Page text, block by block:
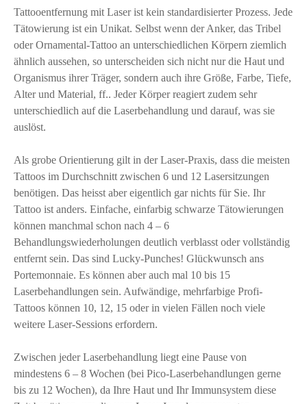
Tattooentfernung mit Laser ist kein standardisierter Prozess. Jede
Tätowierung ist ein Unikat. Selbst wenn der Anker, das Tribel
oder Ornamental-Tattoo an unterschiedlichen Körpern ziemlich
ähnlich aussehen, so unterscheiden sich nicht nur die Haut und
Organismus ihrer Träger, sondern auch ihre Größe, Farbe, Tiefe,
Alter und Material, ff.. Jeder Körper reagiert zudem sehr
unterschiedlich auf die Laserbehandlung und darauf, was sie
auslöst.
Als grobe Orientierung gilt in der Laser-Praxis, dass die meisten
Tattoos im Durchschnitt zwischen 6 und 12 Lasersitzungen
benötigen. Das heisst aber eigentlich gar nichts für Sie. Ihr
Tattoo ist anders. Einfache, einfarbig schwarze Tätowierungen
können manchmal schon nach 4 – 6
Behandlungswiederholungen deutlich verblasst oder vollständig
entfernt sein. Das sind Lucky-Punches! Glückwunsch ans
Portemonnaie. Es können aber auch mal 10 bis 15
Laserbehandlungen sein. Aufwändige, mehrfarbige Profi-
Tattoos können 10, 12, 15 oder in vielen Fällen noch viele
weitere Laser-Sessions erfordern.
Zwischen jeder Laserbehandlung liegt eine Pause von
mindestens 6 – 8 Wochen (bei Pico-Laserbehandlungen gerne
bis zu 12 Wochen), da Ihre Haut und Ihr Immunsystem diese